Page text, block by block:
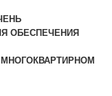
ОБЕСПЕЧЕНИЯ